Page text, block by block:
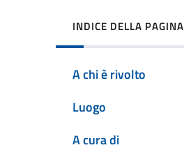
INDICE DELLA PAGINA
A chi è rivolto
Luogo
A cura di